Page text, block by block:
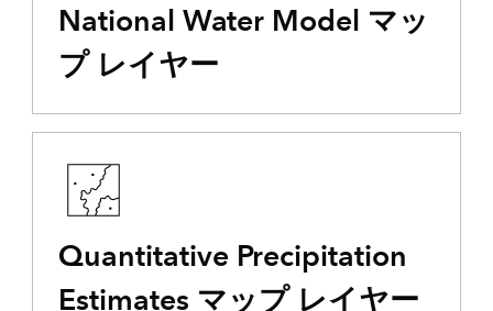
National Water Model マッ
プ レイヤー
Quantitative Precipitation
Estimates マップ レイヤー